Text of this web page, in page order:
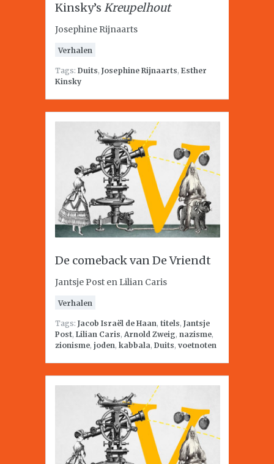
Kinsky’s Kreupelhout
Josephine Rijnaarts
Verhalen
Tags: Duits, Josephine Rijnaarts, Esther
Kinsky
De comeback van De Vriendt
Jantsje Post en Lilian Caris
Verhalen
Tags: Jacob Israël de Haan, titels, Jantsje
Post, Lilian Caris, Arnold Zweig, nazisme,
zionisme, joden, kabbala, Duits, voetnoten